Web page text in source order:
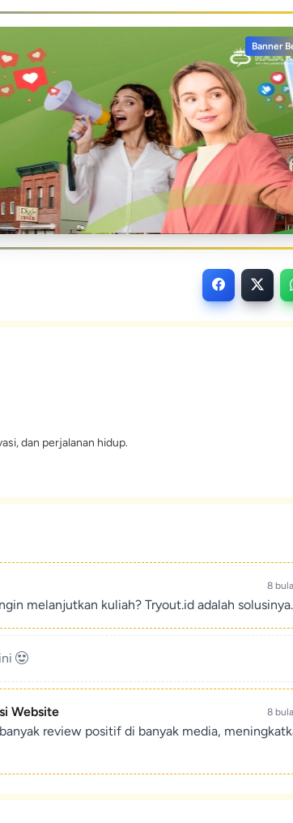
Banner
dan perjalanan hidup.
8
melanjutkan kuliah? Tryout.id adalah solusinya.
Website 8
review positif di banyak media,